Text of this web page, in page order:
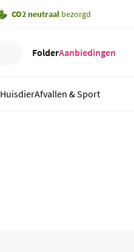
CO2 neutraal bezorgd
FolderAanbiedingen
HuisdierAfvallen & Sport